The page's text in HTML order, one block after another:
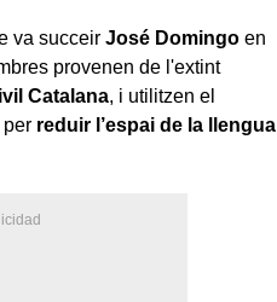
va succeir José Domingo en
provenen de l'extint
Catalana, i utilitzen el
per reduir l’espai de la llengua